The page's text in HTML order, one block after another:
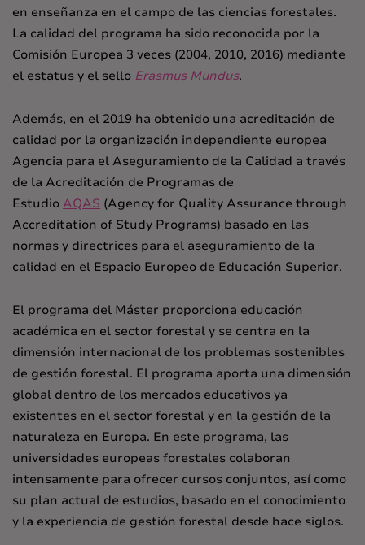
en enseñanza en el campo de las ciencias forestales.
La calidad del programa ha sido reconocida por la
Comisión Europea 3 veces (2004, 2010, 2016) mediante
el estatus y el sello Erasmus Mundus.
Además, en el 2019 ha obtenido una acreditación de
calidad por la organización independiente europea
Agencia para el Aseguramiento de la Calidad a través
de la Acreditación de Programas de
Estudio AQAS (Agency for Quality Assurance through
Accreditation of Study Programs) basado en las
normas y directrices para el aseguramiento de la
calidad en el Espacio Europeo de Educación Superior.
El programa del Máster proporciona educación
académica en el sector forestal y se centra en la
dimensión internacional de los problemas sostenibles
de gestión forestal. El programa aporta una dimensión
global dentro de los mercados educativos ya
existentes en el sector forestal y en la gestión de la
naturaleza en Europa. En este programa, las
universidades europeas forestales colaboran
intensamente para ofrecer cursos conjuntos, así como
su plan actual de estudios, basado en el conocimiento
y la experiencia de gestión forestal desde hace siglos.